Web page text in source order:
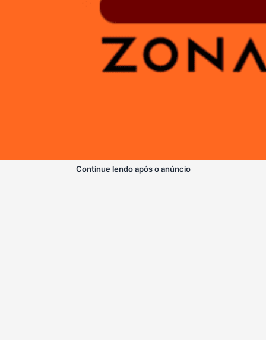
Continue lendo após o anúncio